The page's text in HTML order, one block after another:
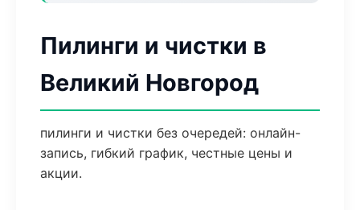
Пилинги и чистки в
Великий Новгород
пилинги и чистки без очередей: онлайн-
запись, гибкий график, честные цены и
акции.